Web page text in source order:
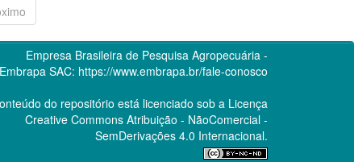
Empresa Brasileira de Pesquisa Agropecuária -
Embrapa SAC: https://www.embrapa.br/fale-conosco
do repositório está licenciado sob a Licença
Creative CommonsAtribuição - NãoComercial -
SemDerivações 4.0 Internacional.